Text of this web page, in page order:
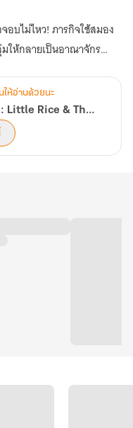
บไม่ไหว! ภารกิจใช้สมอง
ให้กลายเป็นอาณาจักร
ให้อ่านด้วยนะ
เกิดใหม่ทั้งที ขอเป็นเศรษฐีบ้านนอก : Little Rice & The Archive of Knowledge